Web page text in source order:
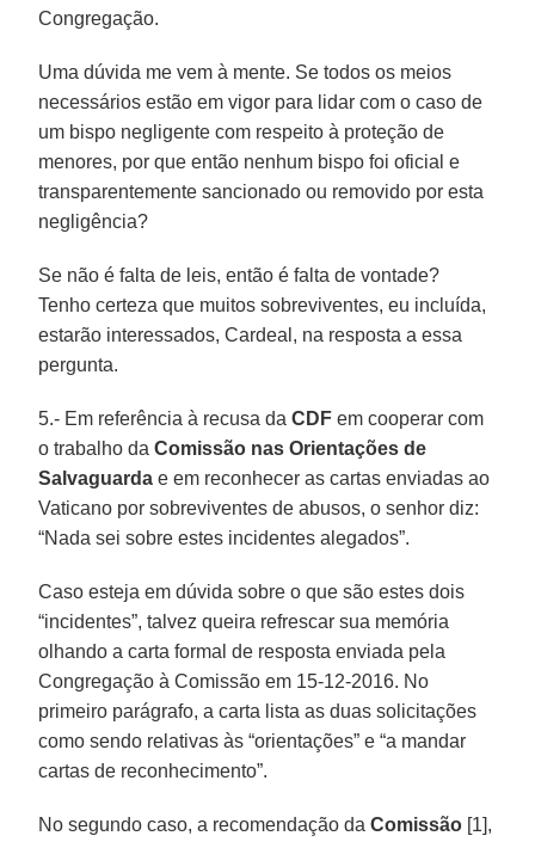
Congregação.
Uma dúvida me vem à mente. Se todos os meios
necessários estão em vigor para lidar com o caso de
um bispo negligente com respeito à proteção de
menores, por que então nenhum bispo foi oficial e
transparentemente sancionado ou removido por esta
negligência?
Se não é falta de leis, então é falta de vontade?
Tenho certeza que muitos sobreviventes, eu incluída,
estarão interessados, Cardeal, na resposta a essa
pergunta.
5.- Em referência à recusa daCDF em cooperar com
o trabalho daComissão nas Orientações de
Salvaguarda e em reconhecer as cartas enviadas ao
Vaticano por sobreviventes de abusos, o senhor diz:
“Nada sei sobre estes incidentes alegados”.
Caso esteja em dúvida sobre o que são estes dois
“incidentes”, talvez queira refrescar sua memória
olhando a carta formal de resposta enviada pela
Congregação à Comissão em 15-12-2016. No
primeiro parágrafo, a carta lista as duas solicitações
como sendo relativas às “orientações” e “a mandar
cartas de reconhecimento”.
No segundo caso, a recomendação daComissão [1],